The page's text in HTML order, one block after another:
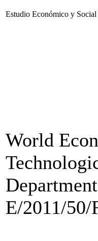
Estudio Económico y
World
E/2011/